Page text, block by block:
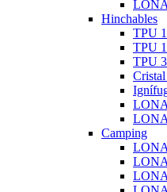
Hinchables
TPU
TPU
TPU
Camping